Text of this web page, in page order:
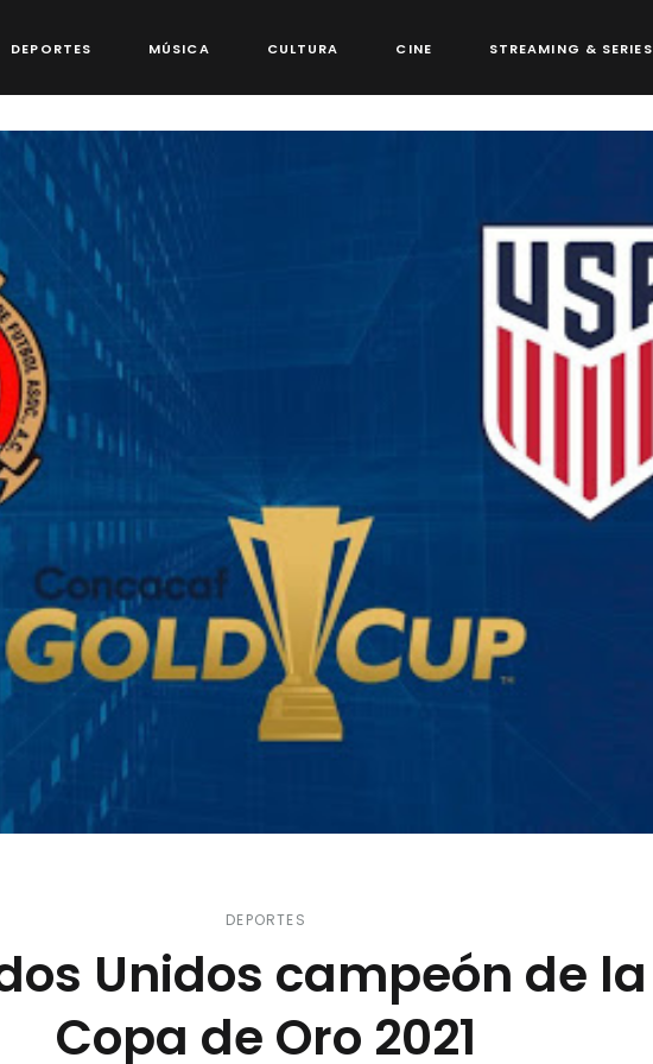
DEPORTES MÚSICA CULTURA CINE STREAMING & SERIES
DEPORTES
Unidos campeón de la
Copa de Oro 2021